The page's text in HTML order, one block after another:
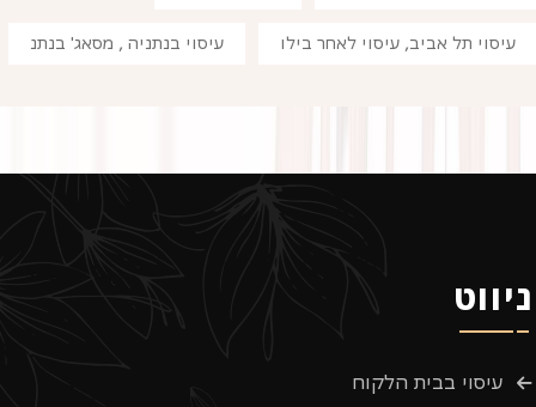
עיסוי תל אביב, עיסוי לאחר בילו עיסוי בנתניה , מסאג' בנתנ
ניווט
עיסוי בבית הלקוח